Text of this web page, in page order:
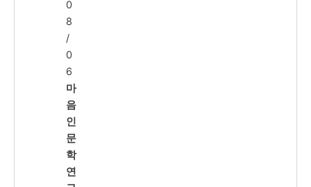
0
8
/
0
6
마
음
인
문
학
연